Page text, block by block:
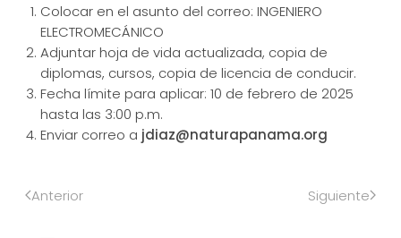
Colocar en el asunto del correo: INGENIERO
ELECTROMECÁNICO
Adjuntar hoja de vida actualizada, copia de
diplomas, cursos, copia de licencia de conducir.
Fecha límite para aplicar: 10 de febrero de 2025
hasta las 3:00 p.m.
Enviar correo a jdiaz@naturapanama.org
Anterior Siguiente